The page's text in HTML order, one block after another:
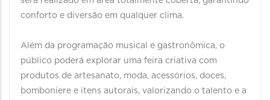
conforto e diversão em qualquer clima.
Além da programação musical e gastronômica, o
público poderá explorar uma feira criativa com
produtos de artesanato, moda, acessórios, doces,
bomboniere e itens autorais, valorizando o talento e a